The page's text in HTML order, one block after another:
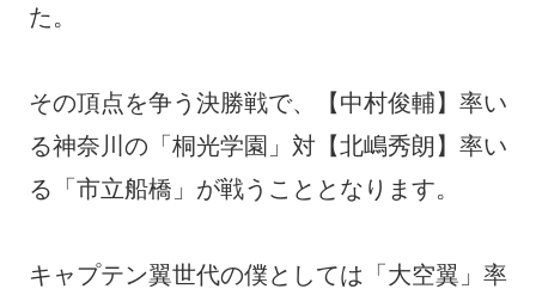
た。
その頂点を争う決勝戦で、【中村俊輔】率い
る神奈川の「桐光学園」対【北嶋秀朗】率い
る「市立船橋」が戦うこととなります。
キャプテン翼世代の僕としては「大空翼」率